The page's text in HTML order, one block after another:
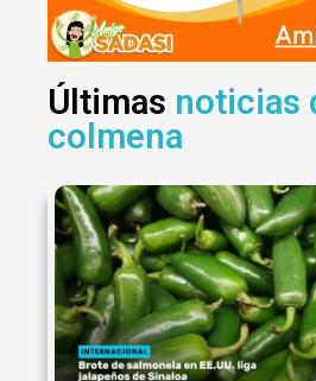
Últimas noticias
colmena